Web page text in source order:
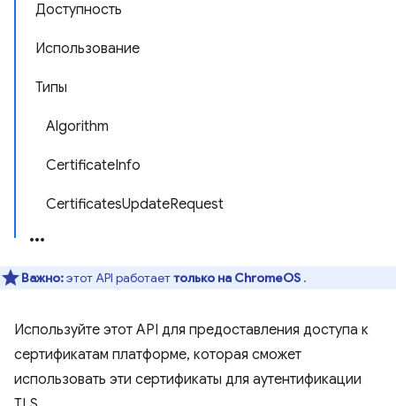
Доступность
Использование
Типы
Algorithm
CertificateInfo
CertificatesUpdateRequest
Важно:этот API работаеттолько на ChromeOS .
Используйте этот API для предоставления доступа к
сертификатам платформе, которая сможет
использовать эти сертификаты для аутентификации